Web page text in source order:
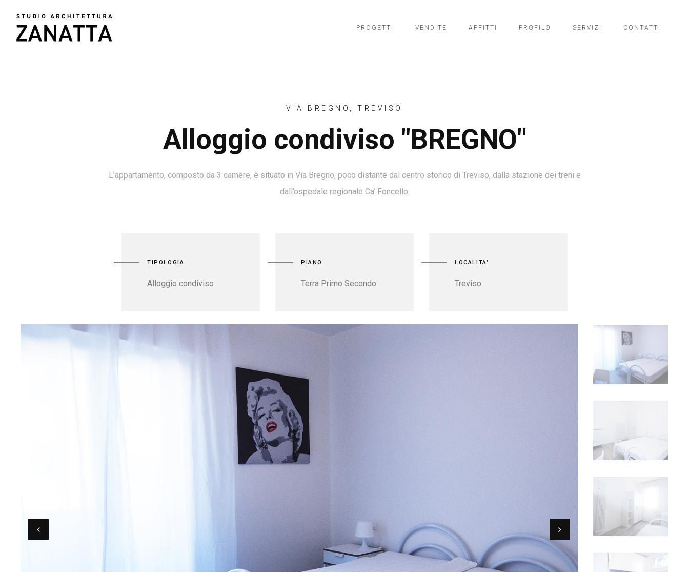
PROGETTI VENDITE AFFITTI PROFILO SERVIZI CONTATTI
VIA BREGNO, TREVISO
Alloggio condiviso "BREGNO"
L’appartamento, composto da 3 camere, è situato in Via Bregno, poco distante dal centro storico di Treviso, dalla stazione dei treni e
dall’ospedale regionale Ca’ Foncello.
TIPOLOGIA
Alloggio condiviso
PIANO
Terra Primo Secondo
LOCALITA'
Treviso